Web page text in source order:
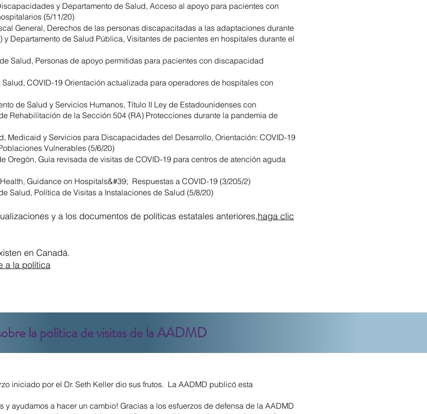
y Departamento de Salud, Acceso al apoyo para pacientes con
(5/11/20)
General, Derechos de las personas discapacitadas a las adaptaciones durante
y Departamento de Salud Pública, Visitantes de pacientes en hospitales durante el
Salud, Personas de apoyo permitidas para pacientes con discapacidad
COVID-19 Orientación actualizada para operadores de hospitales con
de Salud y Servicios Humanos, Título II Ley de Estadounidenses con
Rehabilitación de la Sección 504 (RA) Protecciones durante la pandemia de
Medicaid y Servicios para Discapacidades del Desarrollo, Orientación: COVID-19
Vulnerables (5/6/20)
Oregón, Guía revisada de visitas de COVID-19 para centros de atención aguda
Guidance on Hospitals&#39; Respuestas a COVID-19 (3/205/2)
Salud, Política de Visitas a Instalaciones de Salud (5/8/20)
y a los documentos de políticas estatales anteriores,haga clic
en Canadá.
a la política
la política de visitas de la AADMD
iniciado por el Dr. Seth Keller dio sus frutos. La AADMD publicó esta
y ayudamos a hacer un cambio! Gracias a los esfuerzos de defensa de la AADMD